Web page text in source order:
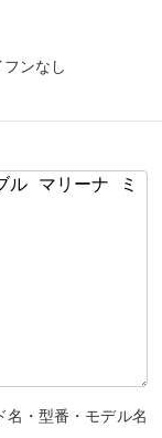
フンなし
名・型番・モデル名